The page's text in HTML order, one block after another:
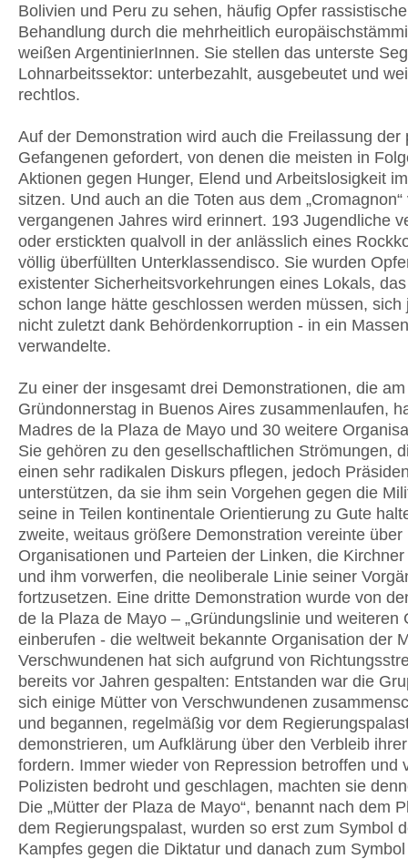
Bolivien und Peru zu sehen, häufig Opfer
Behandlung durch die mehrheitlich
weißen ArgentinierInnen. Sie stellen das unterste
Lohnarbeitssektor: unterbezahlt, ausgebeutet und
rechtlos.
Auf der Demonstration wird auch die Freilassung der
Gefangenen gefordert, von denen die meisten in
Aktionen gegen Hunger, Elend und Arbeitslosigkeit
sitzen. Und auch an die Toten aus dem
vergangenen Jahres wird erinnert. 193 Jugendliche
oder erstickten qualvoll in der anlässlich eines
völlig überfüllten Unterklassendisco. Sie wurden
existenter Sicherheitsvorkehrungen eines Lokals,
schon lange hätte geschlossen werden müssen, sich
nicht zuletzt dank Behördenkorruption - in ein
verwandelte.
Zu einer der insgesamt drei Demonstrationen, die am
Gründonnerstag in Buenos Aires zusammenlaufen,
Madres de la Plaza de Mayo und 30 weitere
Sie gehören zu den gesellschaftlichen Strömungen,
einen sehr radikalen Diskurs pflegen, jedoch
unterstützen, da sie ihm sein Vorgehen gegen die
seine in Teilen kontinentale Orientierung zu Gute
zweite, weitaus größere Demonstration vereinte über
Organisationen und Parteien der Linken, die
und ihm vorwerfen, die neoliberale Linie seiner
fortzusetzen. Eine dritte Demonstration wurde von
de la Plaza de Mayo – „Gründungslinie und weiteren
einberufen - die weltweit bekannte Organisation der
Verschwundenen hat sich aufgrund von
bereits vor Jahren gespalten: Entstanden war die
sich einige Mütter von Verschwundenen
und begannen, regelmäßig vor dem
demonstrieren, um Aufklärung über den Verbleib
fordern. Immer wieder von Repression betroffen und
Polizisten bedroht und geschlagen, machten sie
Die „Mütter der Plaza de Mayo“, benannt nach dem
dem Regierungspalast, wurden so erst zum Symbol
Kampfes gegen die Diktatur und danach zum